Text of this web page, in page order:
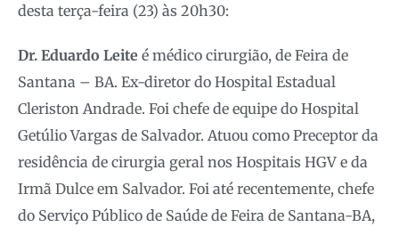
desta terça-feira (23) às 20h30:
Dr. Eduardo Leite é médico cirurgião, de Feira de
Santana – BA. Ex-diretor do Hospital Estadual
Cleriston Andrade. Foi chefe de equipe do Hospital
Getúlio Vargas de Salvador. Atuou como Preceptor da
residência de cirurgia geral nos Hospitais HGV e da
Irmã Dulce em Salvador. Foi até recentemente, chefe
do Serviço Público de Saúde de Feira de Santana-BA,